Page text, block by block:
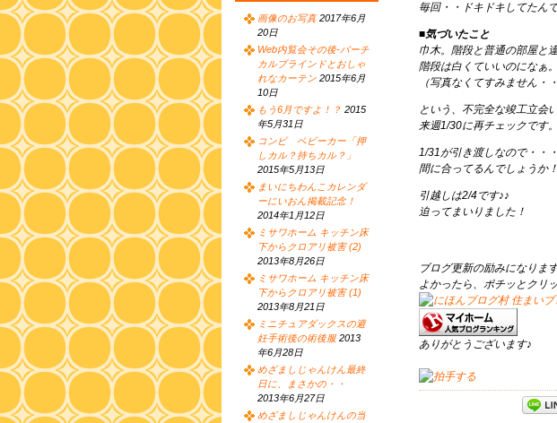
毎回・・ドキドキしてたん
■気づいたこと
巾木。階段と普通の部屋と
階段は白くていいのになぁ。
（写真なくてすみません・
という、不完全な竣工立会
来週1/30に再チェックです。
1/31が引き渡しなので・・
間に合ってるんでしょうか
引越しは2/4です♪♪
迫ってまいりました！
ブログ更新の励みになります
よかったら、ポチッとクリ
ありがとうございます♪
画像のお写真 2017年6月
20日
Web内覧会その後-バーチ
カルブラインドとおしゃ
れなカーテン 2015年6月
10日
もう6月ですよ！？ 2015
年5月31日
コンビ ベビーカー「押
しカル？持ちカル？」
2015年5月13日
まいにちわんこカレンダ
ーにいおん掲載記念！
2014年1月12日
ミサワホーム キッチン床
下からクロアリ被害 (2)
2013年8月26日
ミサワホーム キッチン床
下からクロアリ被害 (1)
2013年8月21日
ミニチュアダックスの避
妊手術後の術後服 2013
年6月28日
めざましじゃんけん最終
日に、まさかの・・
2013年6月27日
めざましじゃんけんの当